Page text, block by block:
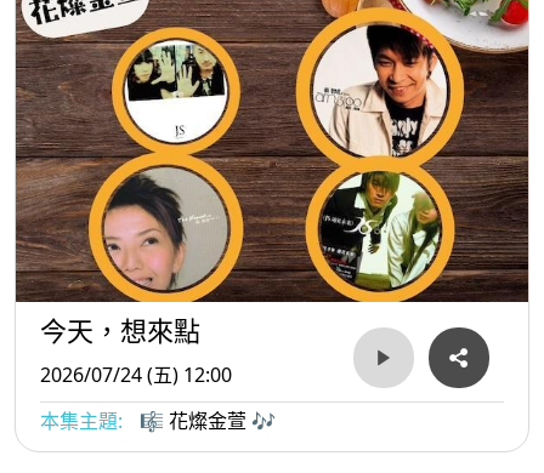
今天，想來點
2026/07/24 (五) 12:00
本集主題:
🎼 花燦金萱 🎶